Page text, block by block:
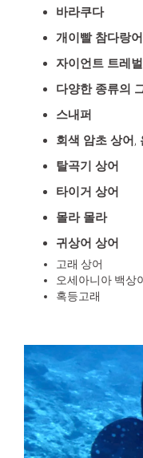
바라쿠다
개이빨 참다랑
자이언트 트레
다양한 종류의
스내퍼
회색 암초 상어,
탈곡기 상어
타이거 상어
몰라 몰라
귀상어 상어
고래 상어
오세아니아 백상
혹등고래